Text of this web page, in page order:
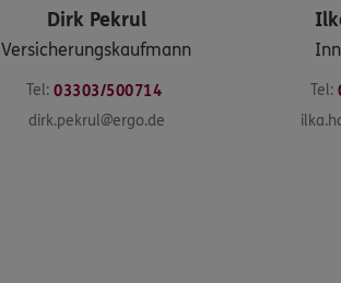
Dirk Pekrul
Versicherungskaufmann
Tel: 03303/500714
dirk.pekrul@ergo.de
Tel: